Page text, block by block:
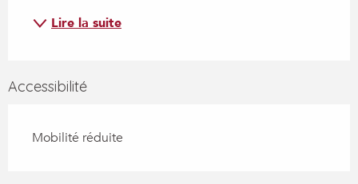
Lire la suite
Accessibilité
Mobilité réduite